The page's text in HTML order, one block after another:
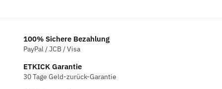
100% Sichere Bezahlung
PayPal / JCB / Visa
ETKICK Garantie
30 Tage Geld-zurück-Garantie